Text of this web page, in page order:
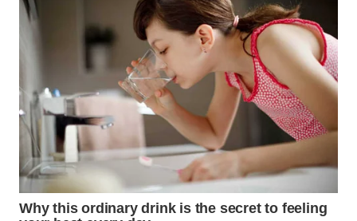
PADANG
LAWAS
WN
SUMEDANG
WN